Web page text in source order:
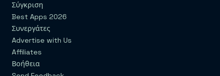
Σύγκριση
Best Apps 2026
Συνεργάτες
Advertise with Us
Affiliates
Βοήθεια